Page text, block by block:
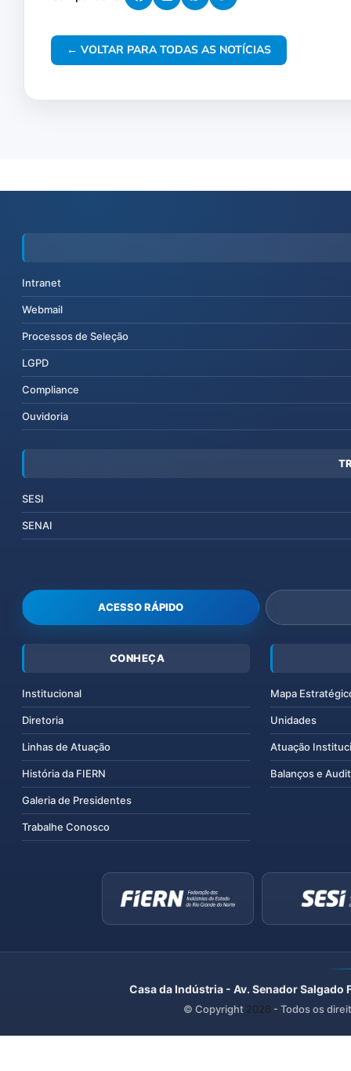
← VOLTAR PARA TODAS AS NOTÍCIAS
Intranet
Webmail
Processos de Seleção
LGPD
Compliance
Ouvidoria
SESI
SENAI
ACESSO RÁPIDO
CONHEÇA
Institucional
Diretoria
Linhas de Atuação
História da FIERN
Galeria de Presidentes
Trabalhe Conosco
Mapa
Unidades
Atuação
Balanços e
Casa da Indústria - Av. Senador
© Copyright 2026 - Todos os